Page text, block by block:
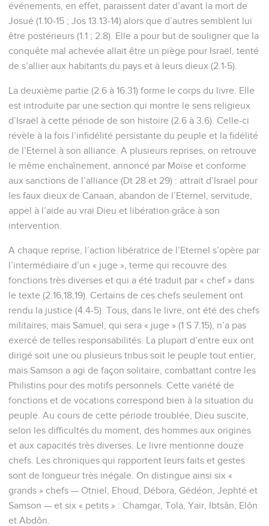
événements, en effet, paraissent dater d’avant la mort de
Josué (1.10-15 ; Jos 13.13-14) alors que d’autres semblent lui
être postérieurs (1.1 ; 2.8). Elle a pour but de souligner que la
conquête mal achevée allait être un piège pour Israël, tenté
de s’allier aux habitants du pays et à leurs dieux (2.1-5).
La deuxième partie (2.6 à 16.31) forme le corps du livre. Elle
est introduite par une section qui montre le sens religieux
d’Israël à cette période de son histoire (2.6 à 3.6). Celle-ci
révèle à la fois l’infidélité persistante du peuple et la fidélité
de l’Eternel à son alliance. A plusieurs reprises, on retrouve
le même enchaînement, annoncé par Moïse et conforme
aux sanctions de l’alliance (Dt 28 et 29) : attrait d’Israël pour
les faux dieux de Canaan, abandon de l’Eternel, servitude,
appel à l’aide au vrai Dieu et libération grâce à son
intervention.
A chaque reprise, l’action libératrice de l’Eternel s’opère par
l’intermédiaire d’un « juge », terme qui recouvre des
fonctions très diverses et qui a été traduit par « chef » dans
le texte (2.16,18,19). Certains de ces chefs seulement ont
rendu la justice (4.4-5). Tous, dans le livre, ont été des chefs
militaires, mais Samuel, qui sera « juge » (1 S 7.15), n’a pas
exercé de telles responsabilités. La plupart d’entre eux ont
dirigé soit une ou plusieurs tribus soit le peuple tout entier,
mais Samson a agi de façon solitaire, combattant contre les
Philistins pour des motifs personnels. Cette variété de
fonctions et de vocations correspond bien à la situation du
peuple. Au cours de cette période troublée, Dieu suscite,
selon les difficultés du moment, des hommes aux origines
et aux capacités très diverses. Le livre mentionne douze
chefs. Les chroniques qui rapportent leurs faits et gestes
sont de longueur très inégale. On distingue ainsi six «
grands » chefs — Otniel, Ehoud, Débora, Gédéon, Jephté et
Samson — et six « petits » : Chamgar, Tola, Yaïr, Ibtsân, Elôn
et Abdôn.